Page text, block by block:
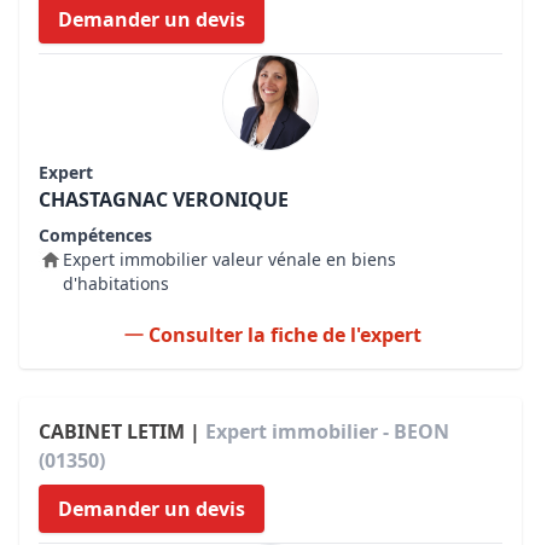
Demander un devis
Expert
CHASTAGNAC VERONIQUE
Compétences
Expert immobilier valeur vénale en biens
d'habitations
Consulter la fiche de l'expert
CABINET LETIM | Expert immobilier - BEON
(01350)
Demander un devis